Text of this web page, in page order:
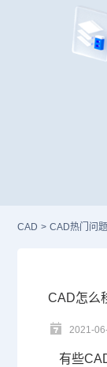
CAD > CAD热门问题
CAD怎么
2021-
有些